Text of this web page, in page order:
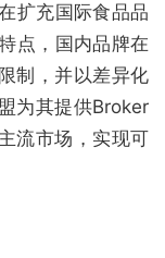
扩充国际食品品
点，国内品牌在
制，并以差异化
为其提供Broker
流市场，实现可